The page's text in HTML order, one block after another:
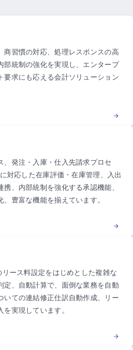
商習慣の対応、処理レスポンスの高
部統制の強化を実現し、エンタープ
要求にも応える会計ソリューション
、発注・入庫・仕入先請求プロセ
対応した在庫評価・在庫管理、入出
、内部統制を強化する承認機能、
豊富な機能を揃えています。
ース料設定をはじめとした複雑な
定、自動計算で、面倒な業務を自動
いての連結修正仕訳自動作成、リー
実現しています。